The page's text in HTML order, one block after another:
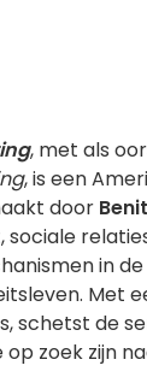
, met als
, is een
door
in
Met
schetst de
zoek zijn